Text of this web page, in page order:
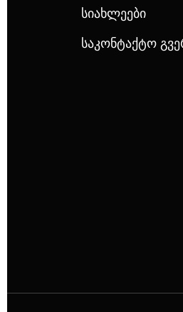
Სიახლეები
Საკონტაქტო